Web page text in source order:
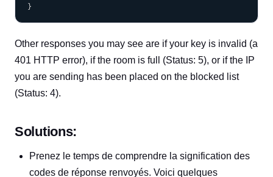
}
Other responses you may see are if your key is invalid (a
401 HTTP error), if the room is full (Status: 5), or if the IP
you are sending has been placed on the blocked list
(Status: 4).
Solutions:
Prenez le temps de comprendre la signification des
codes de réponse renvoyés. Voici quelques